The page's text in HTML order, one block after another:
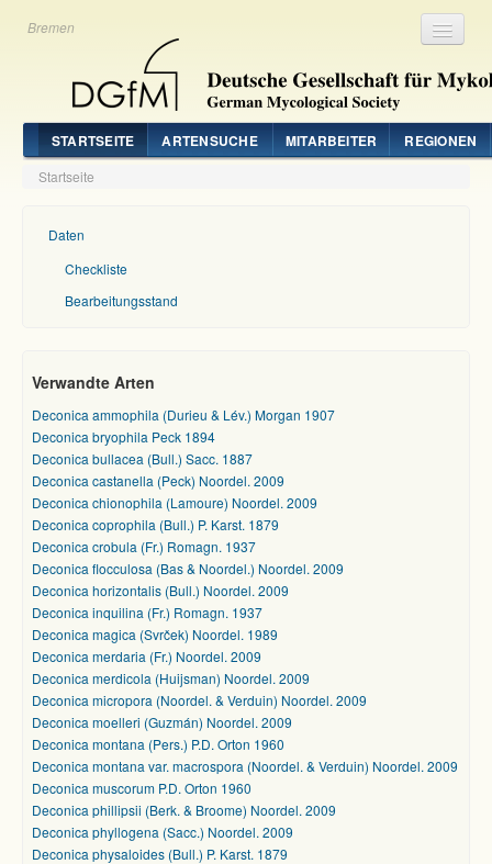
Bremen
STARTSEITE ARTENSUCHE MITARBEITER REGIONEN
Startseite
Daten
Checkliste
Bearbeitungsstand
Verwandte Arten
Deconica ammophila (Durieu & Lév.) Morgan 1907
Deconica bryophila Peck 1894
Deconica bullacea (Bull.) Sacc. 1887
Deconica castanella (Peck) Noordel. 2009
Deconica chionophila (Lamoure) Noordel. 2009
Deconica coprophila (Bull.) P. Karst. 1879
Deconica crobula (Fr.) Romagn. 1937
Deconica flocculosa (Bas & Noordel.) Noordel. 2009
Deconica horizontalis (Bull.) Noordel. 2009
Deconica inquilina (Fr.) Romagn. 1937
Deconica magica (Svrček) Noordel. 1989
Deconica merdaria (Fr.) Noordel. 2009
Deconica merdicola (Huijsman) Noordel. 2009
Deconica micropora (Noordel. & Verduin) Noordel. 2009
Deconica moelleri (Guzmán) Noordel. 2009
Deconica montana (Pers.) P.D. Orton 1960
Deconica montana var. macrospora (Noordel. & Verduin) Noordel. 2009
Deconica muscorum P.D. Orton 1960
Deconica phillipsii (Berk. & Broome) Noordel. 2009
Deconica phyllogena (Sacc.) Noordel. 2009
Deconica physaloides (Bull.) P. Karst. 1879